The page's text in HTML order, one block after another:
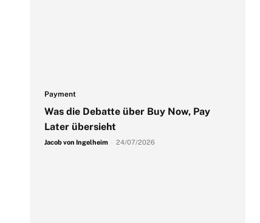
Payment
Was die Debatte über Buy Now, Pay
Later übersieht
Jacob von Ingelheim 24/07/2026